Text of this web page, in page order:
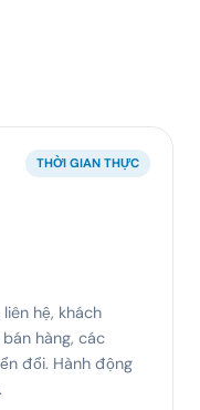
THỜI GIAN THỰC
hệ, khách
hàng, các
đổi. Hành động